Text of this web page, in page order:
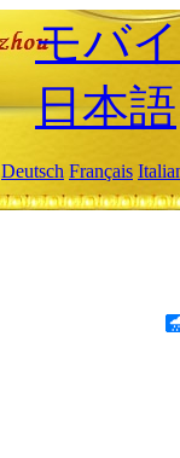
モバ
日本語
Deutsch Français